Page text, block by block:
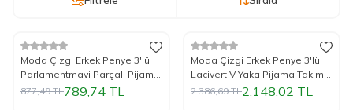
%10İndirim
Yeni
Moda Çizgi Erkek Penye 3'lü
Parlamentmavi Parçalı Pijama
Takımı 6823
877,49TL789,74 TL
%10İndirim
Yeni
Moda Çizgi Erkek Penye 3'lü
Lacivert V Yaka Pijama Takımı
6822
2.386,69TL2.148,02 TL